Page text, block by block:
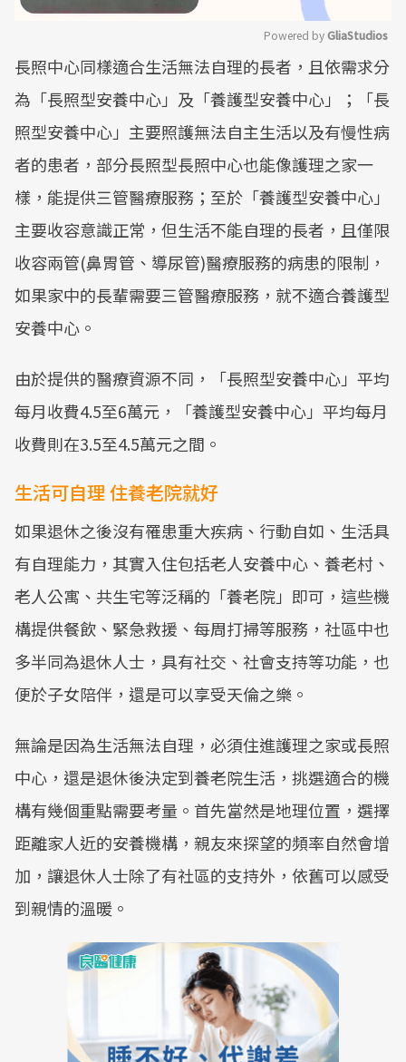
Mute
Powered by GliaStudios
長照中心同樣適合生活無法自理的長者，且依需求分
為「長照型安養中心」及「養護型安養中心」；「長
照型安養中心」主要照護無法自主生活以及有慢性病
者的患者，部分長照型長照中心也能像護理之家一
樣，能提供三管醫療服務；至於「養護型安養中心」
主要收容意識正常，但生活不能自理的長者，且僅限
收容兩管(鼻胃管、導尿管)醫療服務的病患的限制，
如果家中的長輩需要三管醫療服務，就不適合養護型
安養中心。
由於提供的醫療資源不同，「長照型安養中心」平均
每月收費4.5至6萬元，「養護型安養中心」平均每月
收費則在3.5至4.5萬元之間。
生活可自理 住養老院就好
如果退休之後沒有罹患重大疾病、行動自如、生活具
有自理能力，其實入住包括老人安養中心、養老村、
老人公寓、共生宅等泛稱的「養老院」即可，這些機
構提供餐飲、緊急救援、每周打掃等服務，社區中也
多半同為退休人士，具有社交、社會支持等功能，也
便於子女陪伴，還是可以享受天倫之樂。
無論是因為生活無法自理，必須住進護理之家或長照
中心，還是退休後決定到養老院生活，挑選適合的機
構有幾個重點需要考量。首先當然是地理位置，選擇
距離家人近的安養機構，親友來探望的頻率自然會增
加，讓退休人士除了有社區的支持外，依舊可以感受
到親情的溫暖。